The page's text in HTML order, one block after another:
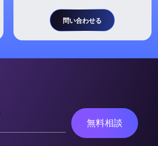
問い合わせる
無料相談